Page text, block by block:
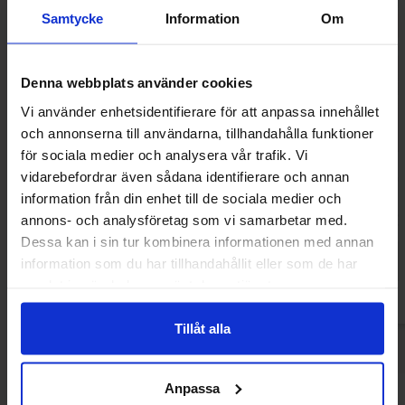
Samtycke Information Om
Denna webbplats använder cookies
Vi använder enhetsidentifierare för att anpassa innehållet
och annonserna till användarna, tillhandahålla funktioner
för sociala medier och analysera vår trafik. Vi
vidarebefordrar även sådana identifierare och annan
information från din enhet till de sociala medier och
annons- och analysföretag som vi samarbetar med.
Dessa kan i sin tur kombinera informationen med annan
information som du har tillhandahållit eller som de har
Tillåt alla
Anpassa
Cadbury Caramel Spread 400g
89.90 kr
Kjøp
Maltesers